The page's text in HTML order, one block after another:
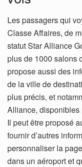
Les passagers qui
Classe Affaires, de
statut Star Alliance
plus de 1000 salons
propose aussi des
de la ville de
plus précis, et
Alliance, disponibles
Il peut être proposé
fournir d’autres
personnaliser la
dans un aéroport et